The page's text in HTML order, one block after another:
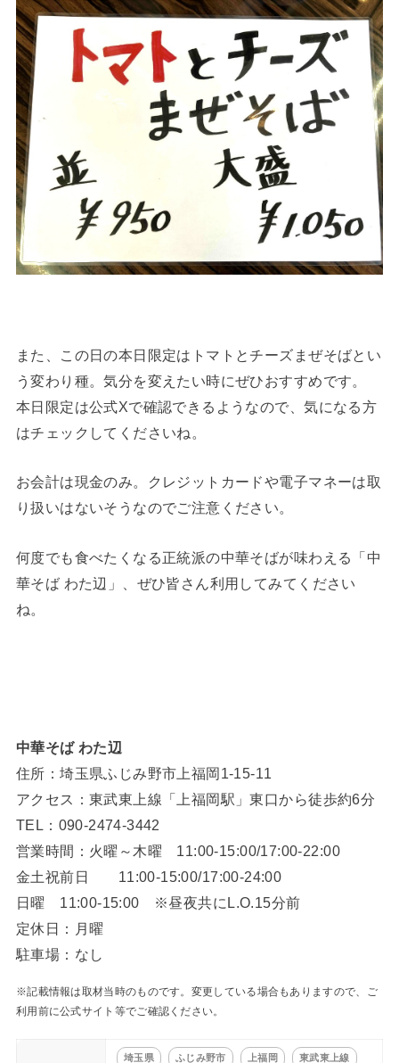
また、この日の本日限定はトマトとチーズまぜそばとい
う変わり種。気分を変えたい時にぜひおすすめです。
本日限定は公式Xで確認できるようなので、気になる方
はチェックしてくださいね。
お会計は現金のみ。クレジットカードや電子マネーは取
り扱いはないそうなのでご注意ください。
何度でも食べたくなる正統派の中華そばが味わえる「中
華そば わた辺」、ぜひ皆さん利用してみてください
ね。
中華そば わた辺
住所：埼玉県ふじみ野市上福岡1-15-11
アクセス：東武東上線「上福岡駅」東口から徒歩約6分
TEL：090-2474-3442
営業時間：火曜～木曜 11:00-15:00/17:00-22:00
金土祝前日 11:00-15:00/17:00-24:00
日曜 11:00-15:00 ※昼夜共にL.O.15分前
定休日：月曜
駐車場：なし
※記載情報は取材当時のものです。変更している場合もありますので、ご
利用前に公式サイト等でご確認ください。
埼玉県 ふじみ野市 上福岡 東武東上線